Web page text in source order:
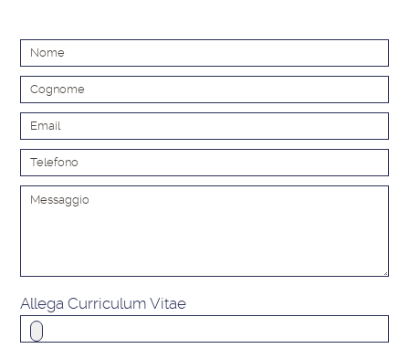
Allega Curriculum Vitae